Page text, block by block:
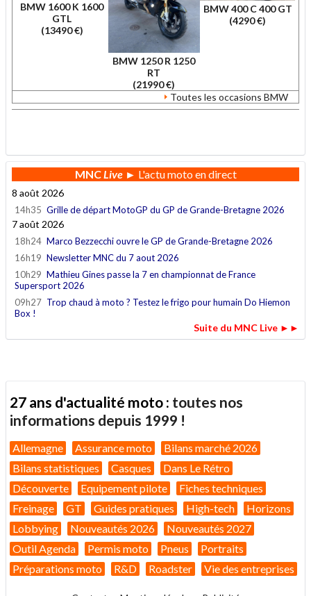
BMW 1600 K 1600
GTL
(13490 €)
BMW 1250 R 1250
RT
(21990 €)
BMW 400 C 400 GT
(4290 €)
Toutes les occasions BMW
MNCLive► L'actu moto en direct
8 août 2026
14h35 Grille de départ MotoGP du GP de Grande-Bretagne 2026
7 août 2026
18h24 Marco Bezzecchi ouvre le GP de Grande-Bretagne 2026
16h19 Newsletter MNC du 7 aout 2026
10h29 Mathieu Gines passe la 7 en championnat de France
Supersport 2026
09h27 Trop chaud à moto ? Testez le frigo pour humain Do Hiemon
Box !
Suite du MNC Live ►►
27 ans d'actualité moto : toutes nos
informations depuis 1999 !
Allemagne Assurance moto
Bilans marché 2026
Bilans statistiques
Casques
Dans Le Rétro
Découverte
Equipement pilote
Fiches techniques
Freinage
GT Guides pratiques High-tech
Horizons
Lobbying
Nouveautés 2026
Nouveautés 2027
Outil Agenda
Permis moto Pneus
Portraits
Préparations moto
R&D Roadster Vie des entreprises